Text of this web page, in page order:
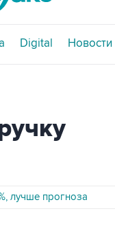
Digital Новости
лучше прогноза